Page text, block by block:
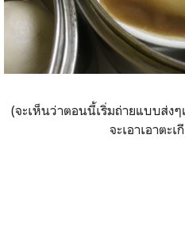
(จะเห็นว่าตอนนี้เริ่มถ่ายแบบส่ง
จะเอาเอาตะ